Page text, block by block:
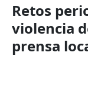
Retos
violencia
prensa